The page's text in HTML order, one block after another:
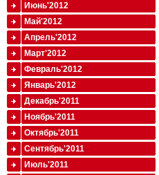
Июнь'2012
Май'2012
Апрель'2012
Март'2012
Февраль'2012
Январь'2012
Декабрь'2011
Ноябрь'2011
Октябрь'2011
Сентябрь'2011
Июль'2011